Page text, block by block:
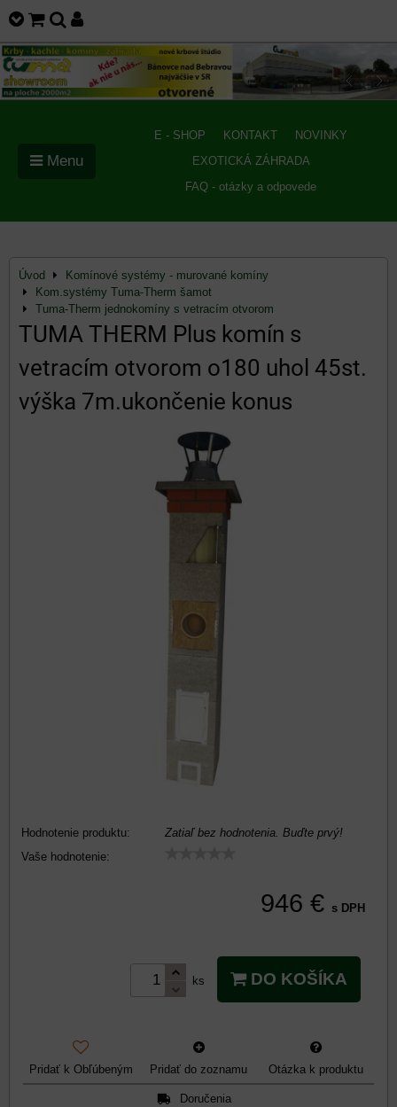
E - SHOP KONTAKT
NOVINKY
EXOTICKÁ ZÁHRADA
FAQ - otázky a odpovede
Menu
Úvod
Komínové systémy - murované komíny
Kom.systémy Tuma-Therm šamot
Tuma-Therm jednokomíny s vetracím otvorom
TUMA THERM Plus komín s
vetracím otvorom o180 uhol 45st.
výška 7m.ukončenie konus
Hodnotenie produktu:
Zatiaľ bez hodnotenia. Buďte prvý!
Vaše hodnotenie:
946 € s DPH
ks DO KOŠÍKA
Pridať k Obľúbeným Pridať do zoznamu Otázka k produktu
Doručenia